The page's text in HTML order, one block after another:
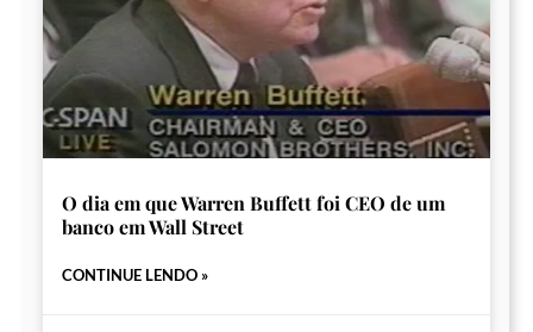
O dia em que Warren Buffett foi CEO de um
banco em Wall Street
CONTINUE LENDO »